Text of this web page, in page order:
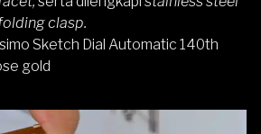
clasp.
Sketch Dial Automatic 140th
gold